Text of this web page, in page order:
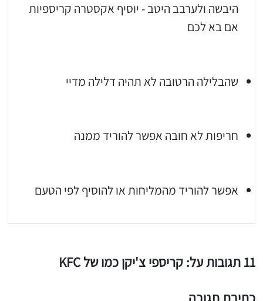
הכנתם מתכון שלי? חפשו "Shahar_Hen_Hayokra" באינסטגרם עקבו אחריי עוד היום ותעלו את המתכון שהכנתם לסטורי ואני
היבשה ולערבב היטב - יוסיף אקסטרה קריספיות
אם בא לכם
שהבלילה הרטובה לא תהיה דלילה מדיי
חריפות לא חובה אפשר להוריד ממנה
אפשר להוריד מהמליחות או להוסיף לפי הטעם
11 תגובות על: קריספי צ'יקן כמו של KFC